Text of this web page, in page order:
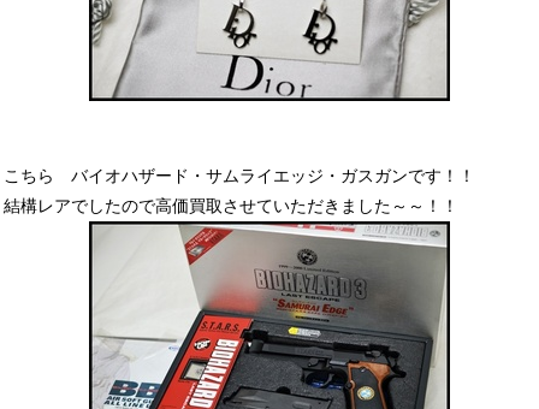
こちら バイオハザード・サムライエッジ・ガスガンです！！
結構レアでしたので高価買取させていただきました～～！！